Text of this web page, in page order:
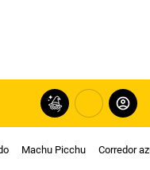
Machu Picchu Corredor